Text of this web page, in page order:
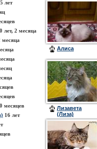
лет
лет, 2 месяца
месяца
месяцев
16 лет
Алиса
Лизавета
(Лиза)